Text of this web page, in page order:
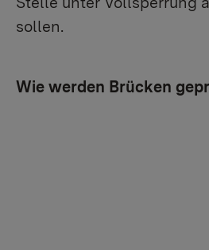
sollen.
Wie werden Brücken